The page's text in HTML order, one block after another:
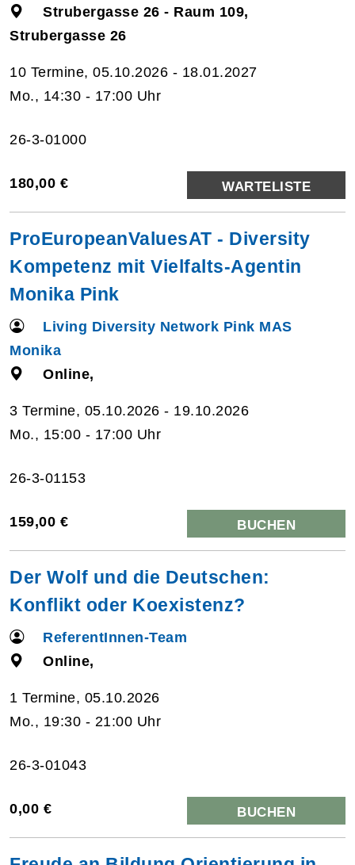
Strubergasse 26 - Raum 109,
Strubergasse 26
10 Termine, 05.10.2026 - 18.01.2027
Mo., 14:30 - 17:00 Uhr
26-3-01000
180,00 € WARTELISTE
ProEuropeanValuesAT - Diversity
Kompetenz mit Vielfalts-Agentin
Monika Pink
Living Diversity Network Pink MAS
Monika
Online,
3 Termine, 05.10.2026 - 19.10.2026
Mo., 15:00 - 17:00 Uhr
26-3-01153
159,00 € BUCHEN
Der Wolf und die Deutschen:
Konflikt oder Koexistenz?
ReferentInnen-Team
Online,
1 Termine, 05.10.2026
Mo., 19:30 - 21:00 Uhr
26-3-01043
0,00 € BUCHEN